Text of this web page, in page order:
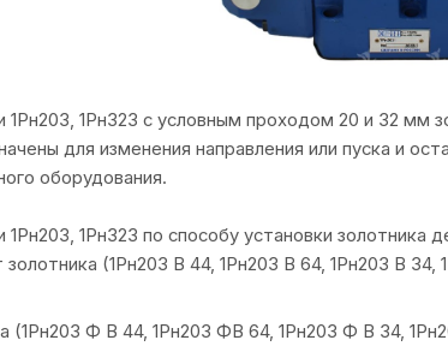
1Рн203, 1Рн323 с условным проходом 20 и 32 мм
для изменения направления или пуска и
оборудования.
1Рн323 по способу установки золотника
(1Рн203 В 44, 1Рн203 В 64, 1Рн203 В
(1Рн203 Ф В 44, 1Рн203 ФВ 64, 1Рн203 Ф В 34,